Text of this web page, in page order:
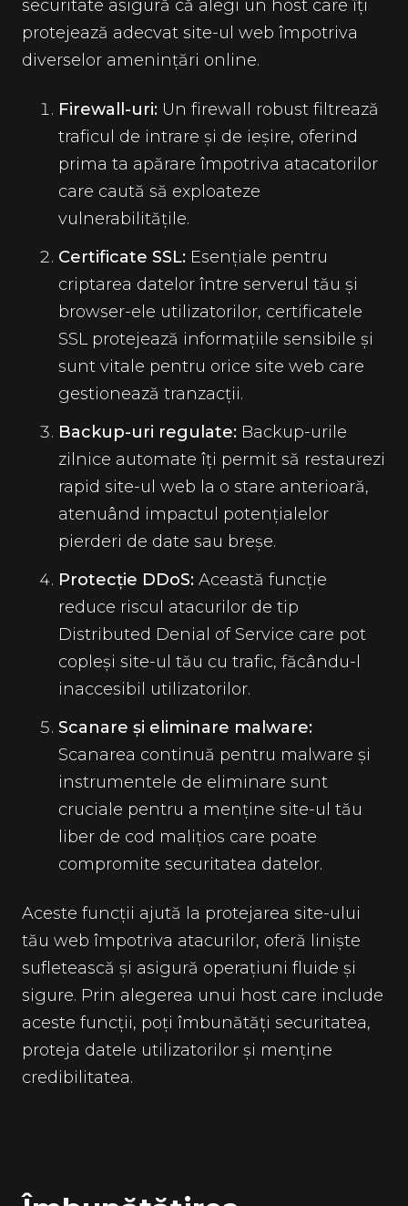
securitate asigură că alegi un host care îți
protejează adecvat site-ul web împotriva
diverselor amenințări online.
Firewall-uri: Un firewall robust filtrează
traficul de intrare și de ieșire, oferind
prima ta apărare împotriva atacatorilor
care caută să exploateze
vulnerabilitățile.
Certificate SSL: Esențiale pentru
criptarea datelor între serverul tău și
browser-ele utilizatorilor, certificatele
SSL protejează informațiile sensibile și
sunt vitale pentru orice site web care
gestionează tranzacții.
Backup-uri regulate: Backup-urile
zilnice automate îți permit să restaurezi
rapid site-ul web la o stare anterioară,
atenuând impactul potențialelor
pierderi de date sau breșe.
Protecție DDoS: Această funcție
reduce riscul atacurilor de tip
Distributed Denial of Service care pot
copleși site-ul tău cu trafic, făcându-l
inaccesibil utilizatorilor.
Scanare și eliminare malware:
Scanarea continuă pentru malware și
instrumentele de eliminare sunt
cruciale pentru a menține site-ul tău
liber de cod malițios care poate
compromite securitatea datelor.
Aceste funcții ajută la protejarea site-ului
tău web împotriva atacurilor, oferă liniște
sufletească și asigură operațiuni fluide și
sigure. Prin alegerea unui host care include
aceste funcții, poți îmbunătăți securitatea,
proteja datele utilizatorilor și menține
credibilitatea.